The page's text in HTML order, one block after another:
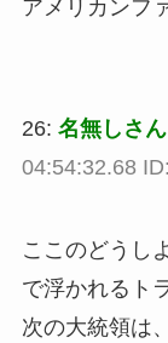
アメリカンフ
26: 名無しさ
04:54:32.68
ここのどうし
で浮かれるト
次の大統領は